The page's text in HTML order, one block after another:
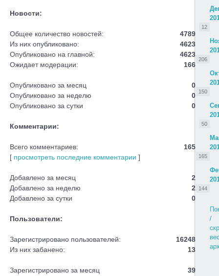
12
206
150
50
165
144
/
Новости:
Общее количество новостей:
4789
Из них опубликовано:
4623
Опубликовано на главной:
4623
Ожидает модерации:
166
Опубликовано за месяц
0
Опубликовано за неделю
0
Опубликовано за сутки
0
Комментарии:
Всего комментариев:
165
[ просмотреть последние комментарии ]
Добавлено за месяц
2
Добавлено за неделю
2
Добавлено за сутки
0
Пользователи:
Зарегистрировано пользователей:
16248
Из них забанено:
13
Зарегистрировано за месяц
39